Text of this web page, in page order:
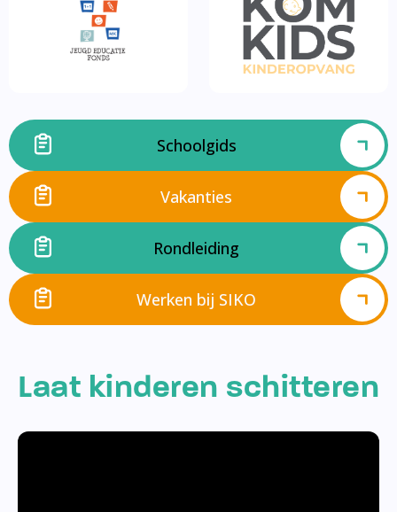
Schoolgids
Vakanties
Rondleiding
Werken bij SIKO
Laat kinderen schitteren